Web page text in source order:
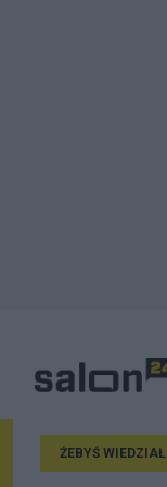
ŻEBYŚ WIEDZIAŁ